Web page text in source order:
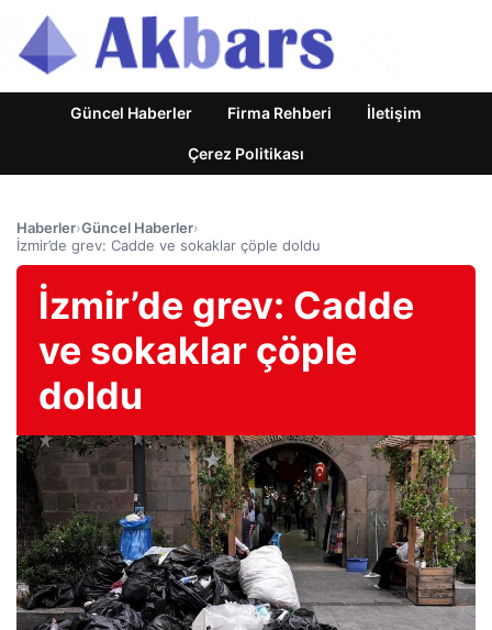
Güncel Haberler Firma Rehberi İletişim
Çerez Politikası
Haberler›Güncel Haberler›
İzmir’de grev: Cadde ve sokaklar çöple doldu
İzmir’de grev: Cadde
ve sokaklar çöple
doldu